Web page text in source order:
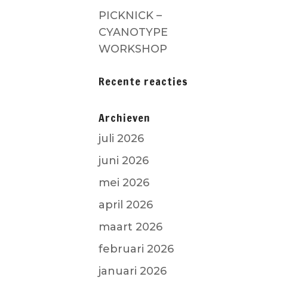
PICKNICK –
CYANOTYPE
WORKSHOP
Recente reacties
Archieven
juli 2026
juni 2026
mei 2026
april 2026
maart 2026
februari 2026
januari 2026